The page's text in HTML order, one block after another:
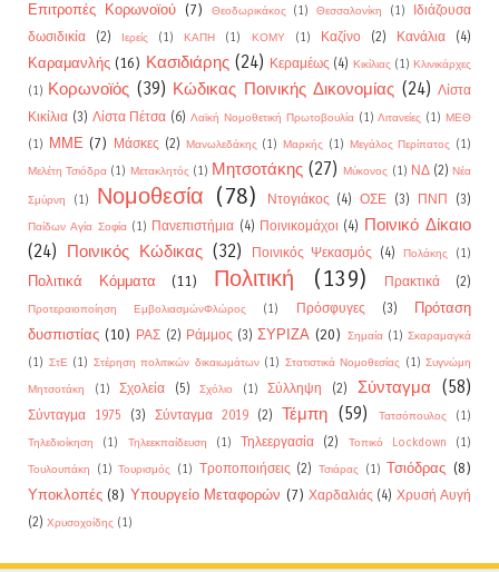
Επιτροπές Κορωνοϊού (7) Θεοδωρικάκος (1) Θεσσαλονίκη (1)
Ιδιάζουσα
δωσιδικία
(2) Ιερείς (1) ΚΑΠΗ (1) ΚΟΜΥ (1) Καζίνο (2) Κανάλια (4)
Καραμανλής (16) Κασιδιάρης (24) Κεραμέως (4) Κικίλιας (1) Κλινικάρχες
(1) Κορωνοϊός (39) Κώδικας Ποινικής Δικονομίας (24) Λίστα
Κικίλια (3) Λίστα Πέτσα (6) Λαϊκή Νομοθετική Πρωτοβουλία (1) Λιτανείες (1) ΜΕΘ
(1)
ΜΜΕ (7) Μάσκες (2) Μανωλεδάκης (1) Μαρκής (1) Μεγάλος Περίπατος (1)
Μελέτη Τσιόδρα (1) Μετακλητός (1) Μητσοτάκης (27) Μύκονος (1) ΝΔ (2) Νέα
Σμύρνη (1) Νομοθεσία (78) Ντογιάκος (4) ΟΣΕ (3) ΠΝΠ (3)
Παίδων Αγία Σοφία (1) Πανεπιστήμια (4) Ποινικομάχοι (4) Ποινικό Δίκαιο
(24)
Ποινικός Κώδικας (32) Ποινικός Ψεκασμός (4) Πολάκης (1)
Πολιτικά Κόμματα (11) Πολιτική (139) Πρακτικά (2)
Προτεραιοποίηση ΕμβολιασμώνΦλώρος (1) Πρόσφυγες (3)
Πρόταση
δυσπιστίας (10) ΡΑΣ (2) Ράμμος (3) ΣΥΡΙΖΑ (20) Σημαία (1) Σκαραμαγκά
(1) ΣτΕ (1) Στέρηση πολιτικών δικαιωμάτων (1) Στατιστικά Νομοθεσίας (1) Συγνώμη
Μητσοτάκη
(1) Σχολεία (5) Σχόλιο (1) Σύλληψη (2) Σύνταγμα (58)
Σύνταγμα 1975 (3) Σύνταγμα 2019 (2) Τέμπη (59) Τατσόπουλος
(1)
Τηλεδιοίκηση
(1) Τηλεεκπαίδευση (1) Τηλεεργασία (2) Τοπικό Lockdown
(1)
Τουλουπάκη
(1) Τουρισμός (1) Τροποποιήσεις (2) Τσιάρας (1) Τσιόδρας (8)
Υποκλοπές (8) Υπουργείο Μεταφορών (7) Χαρδαλιάς (4) Χρυσή Αυγή
(2) Χρυσοχοίδης (1)